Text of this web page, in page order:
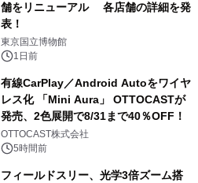
舗をリニューアル 各店舗の詳細を発
表！
東京国立博物館
1日前
有線CarPlay／Android Autoをワイヤ
レス化 「Mini Aura」 OTTOCASTが
発売、2色展開で8/31まで40％OFF！
OTTOCAST株式会社
5時間前
フィールドスリー、光学3倍ズーム搭